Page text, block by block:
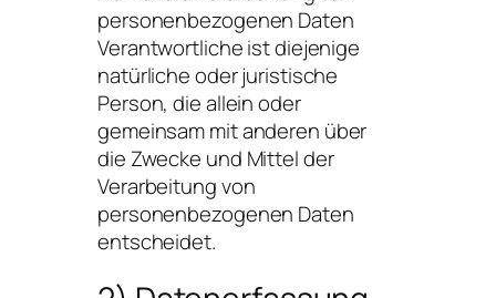
personenbezogenen Daten
Verantwortliche ist diejenige
natürliche oder juristische
Person, die allein oder
gemeinsam mit anderen über
die Zwecke und Mittel der
Verarbeitung von
personenbezogenen Daten
entscheidet.